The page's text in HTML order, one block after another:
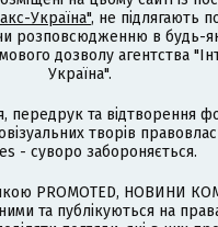
Україна", не підлягають
розповсюдженню в будь-
дозволу агентства
Україна".
передрук та відтворення
творів
- суворо забороняється.
PROMOTED, НОВИНИ
та публікуються на